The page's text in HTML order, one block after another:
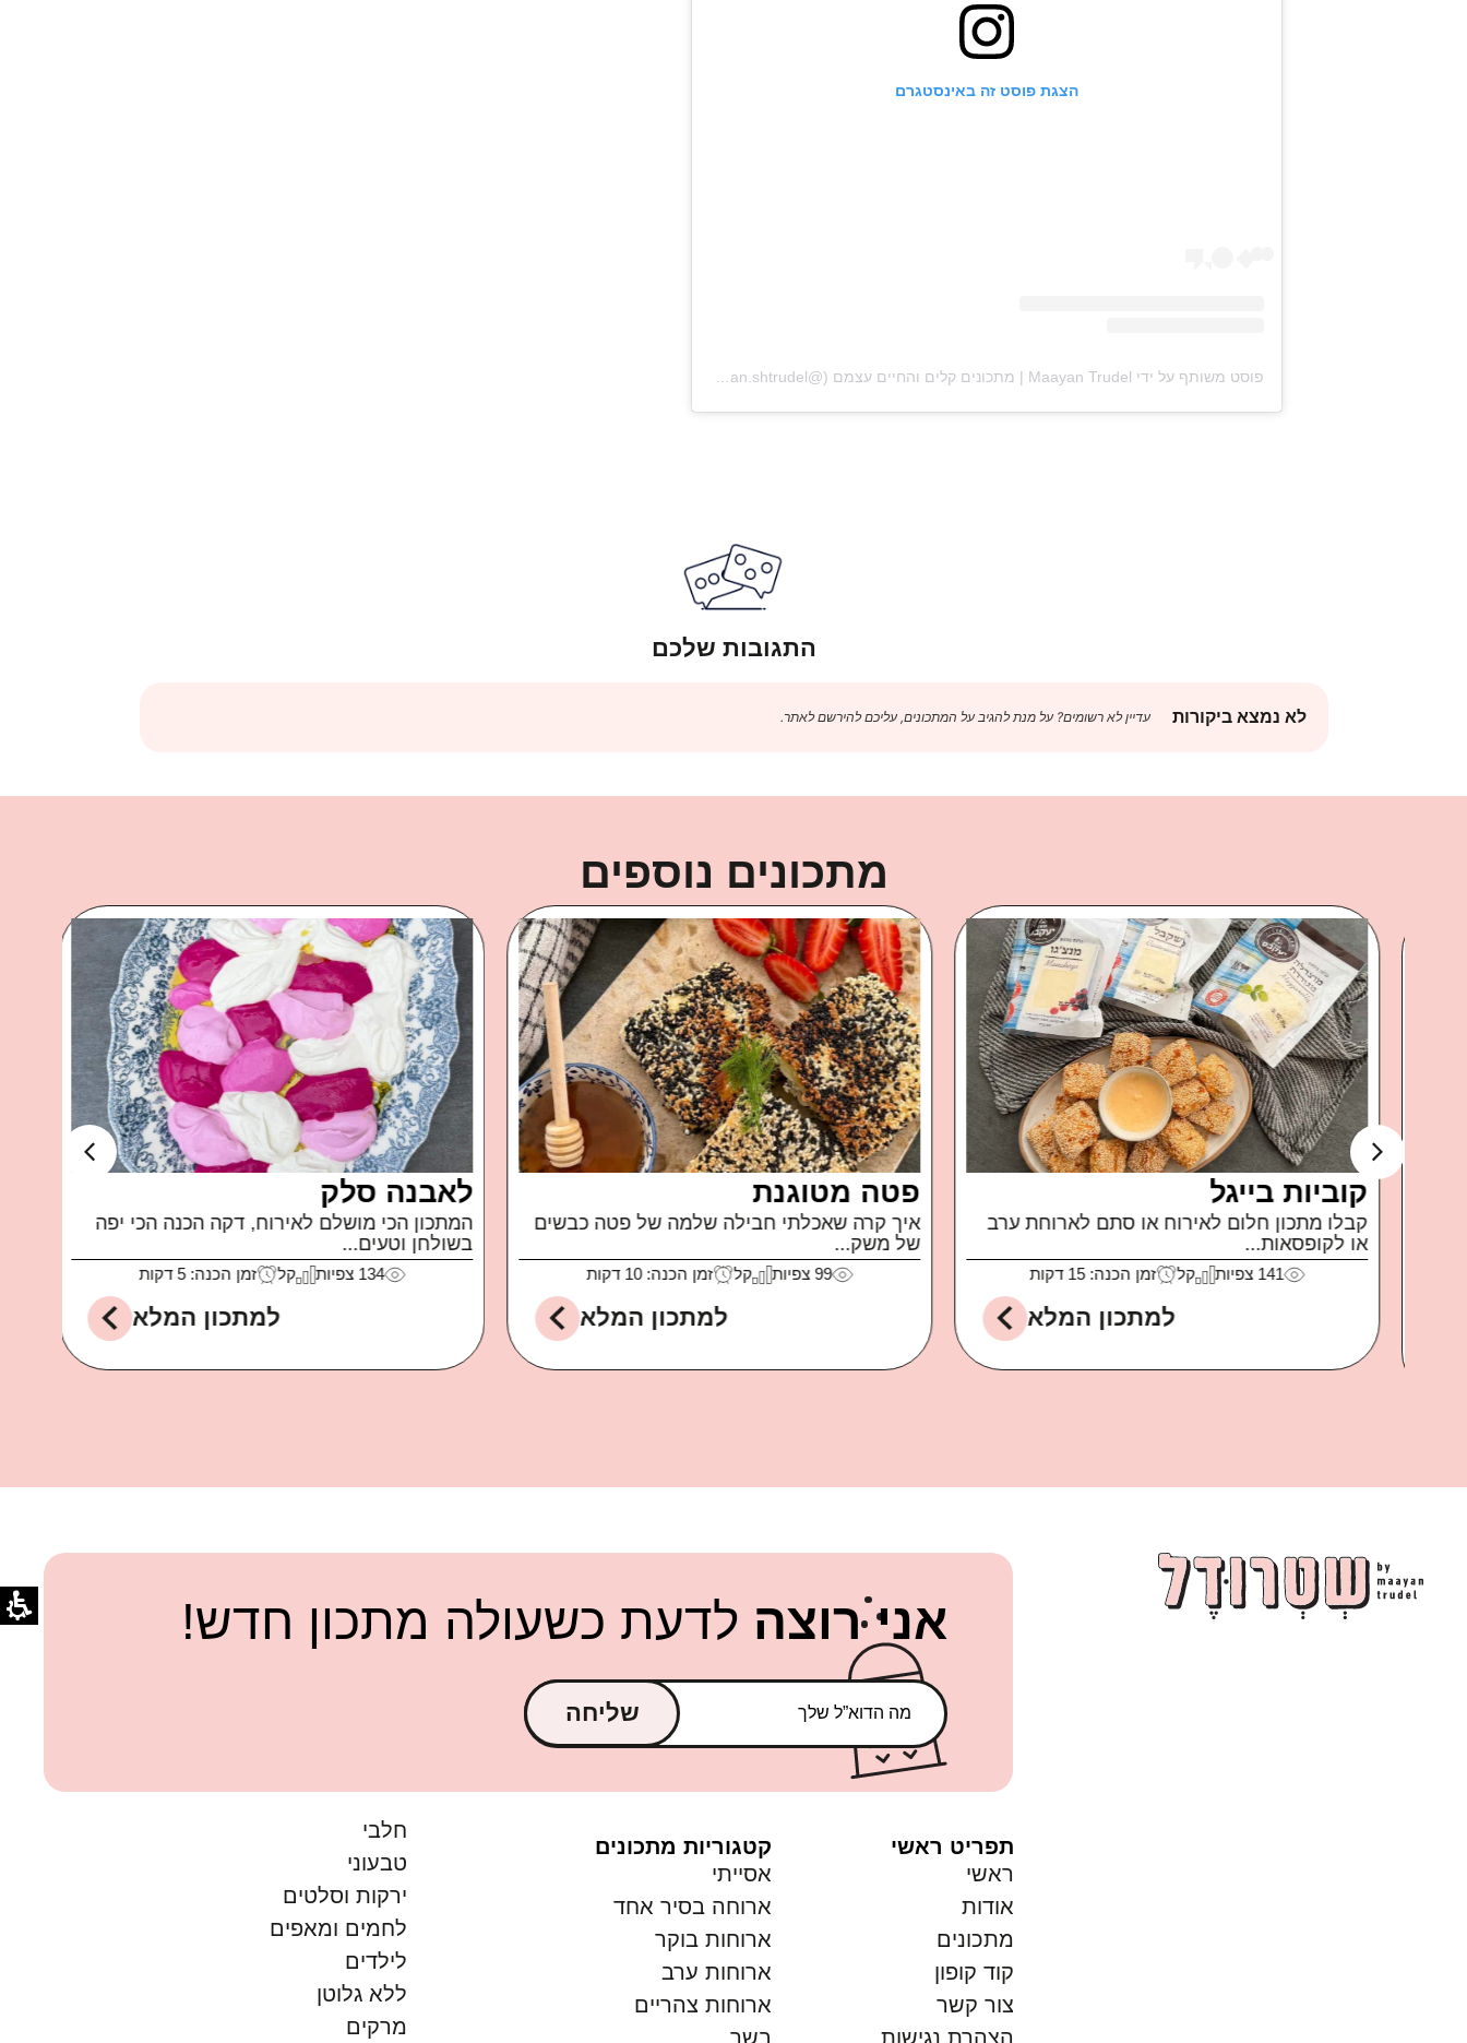
הצגת פוסט זה באינסטגרם
פוסט משותף על ידי ‏‎Maayan Trudel | מתכונים קלים והחיים עצמם‎‏ (@‏‎maayan.shtrudel‎‏)
התגובות שלכם
לא נמצא ביקורות עדיין לא רשומים? על מנת להגיב על המתכונים, עליכם להירשם לאתר.
מתכונים נוספים
קוביות בייגל
קבלו מתכון חלום לאירוח או סתם לארוחת ערב
או לקופסאות...
141צפיות קל זמן הכנה: 15 דקות
למתכון המלא
פטה מטוגנת
איך קרה שאכלתי חבילה שלמה של פטה כבשים
של משק...
99צפיות קל זמן הכנה: 10 דקות
למתכון המלא
לאבנה סלק
המתכון הכי מושלם לאירוח, דקה הכנה הכי יפה
בשולחן וטעים...
134צפיות קל זמן הכנה: 5 דקות
למתכון המלא
אני רוצה לדעת כשעולה מתכון חדש!
שליחה
תפריט ראשי
ראשי
אודות
מתכונים
קוד קופון
צור קשר
הצהרת נגישות
קטגוריות מתכונים
אסייתי
ארוחה בסיר אחד
ארוחות בוקר
ארוחות ערב
ארוחות צהריים
בשר
חלבי
טבעוני
ירקות וסלטים
לחמים ומאפים
לילדים
ללא גלוטן
מרקים